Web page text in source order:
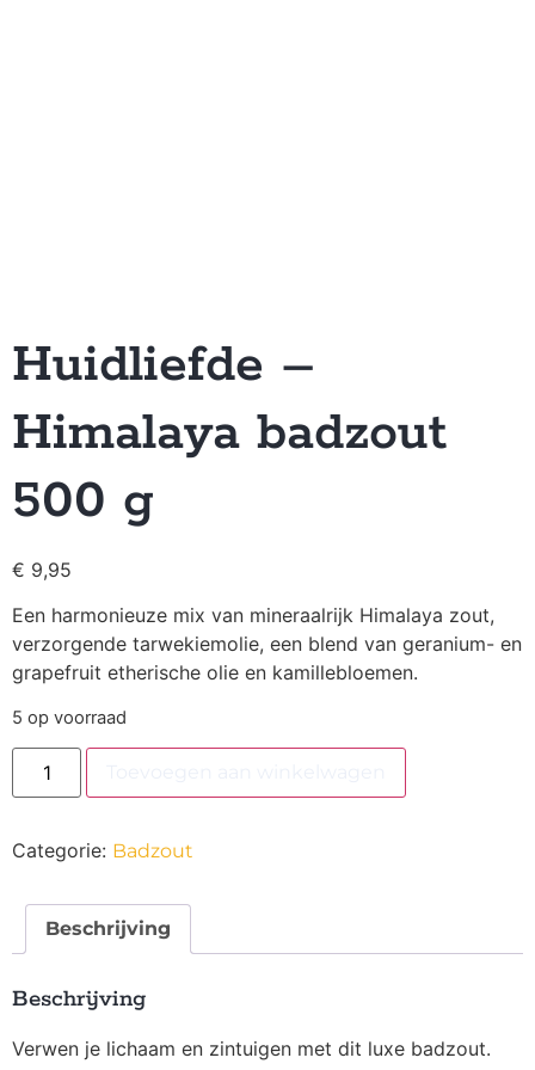
Huidliefde –
Himalaya badzout
500 g
€ 9,95
Een harmonieuze mix van mineraalrijk Himalaya zout,
verzorgende tarwekiemolie, een blend van geranium- en
grapefruit etherische olie en kamillebloemen.
5 op voorraad
Categorie: Badzout
Beschrijving
Beschrijving
Verwen je lichaam en zintuigen met dit luxe badzout.